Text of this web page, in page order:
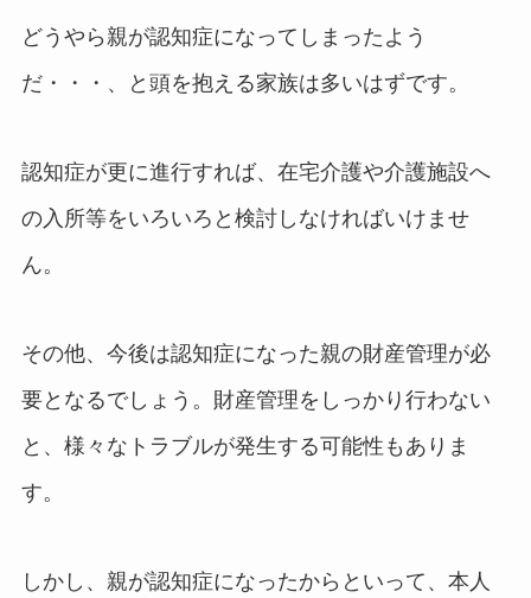
どうやら親が認知症になってしまったよう
だ・・・、と頭を抱える家族は多いはずです。
認知症が更に進行すれば、在宅介護や介護施設へ
の入所等をいろいろと検討しなければいけませ
ん。
その他、今後は認知症になった親の財産管理が必
要となるでしょう。財産管理をしっかり行わない
と、様々なトラブルが発生する可能性もありま
す。
しかし、親が認知症になったからといって、本人